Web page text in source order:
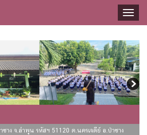
าง จ.ลำพูน รหัสฯ 51120 ต.นครเจดีย์ อ.ป่าซาง